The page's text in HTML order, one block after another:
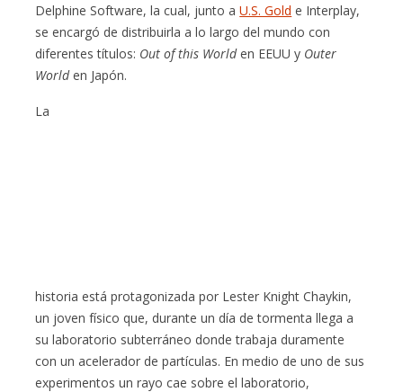
Delphine Software, la cual, junto aU.S. Gold e Interplay,
se encargó de distribuirla a lo largo del mundo con
diferentes títulos: Out of this Worlden EEUU y Outer
Worlden Japón.
La
historia está protagonizada por Lester Knight Chaykin,
un joven físico que, durante un día de tormenta llega a
su laboratorio subterráneo donde trabaja duramente
con un acelerador de partículas. En medio de uno de sus
experimentos un rayo cae sobre el laboratorio,